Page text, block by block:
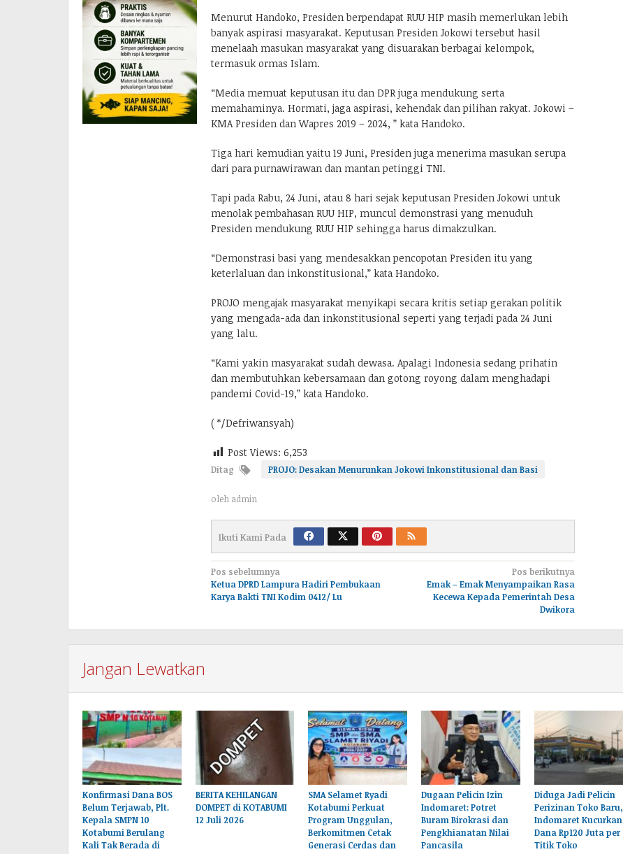
Menurut Handoko, Presiden berpendapat RUU HIP masih memerlukan lebih
banyak aspirasi masyarakat. Keputusan Presiden Jokowi tersebut hasil
menelaah masukan masyarakat yang disuarakan berbagai kelompok,
termasuk ormas Islam.
“Media memuat keputusan itu dan DPR juga mendukung serta
memahaminya. Hormati, jaga aspirasi, kehendak dan pilihan rakyat. Jokowi –
KMA Presiden dan Wapres 2019 – 2024, ” kata Handoko.
Tiga hari kemudian yaitu 19 Juni, Presiden juga menerima masukan serupa
dari para purnawirawan dan mantan petinggi TNI.
Tapi pada Rabu, 24 Juni, atau 8 hari sejak keputusan Presiden Jokowi untuk
menolak pembahasan RUU HIP, muncul demonstrasi yang menuduh
Presiden mendukung RUU HIP sehingga harus dimakzulkan.
“Demonstrasi basi yang mendesakkan pencopotan Presiden itu yang
keterlaluan dan inkonstitusional,” kata Handoko.
PROJO mengajak masyarakat menyikapi secara kritis setiap gerakan politik
yang mengada-ada dan inkonstitusional seperti yang terjadi pada 24 Juni
yang lalu.
“Kami yakin masyarakat sudah dewasa. Apalagi Indonesia sedang prihatin
dan membutuhkan kebersamaan dan gotong royong dalam menghadapi
pandemi Covid-19,” kata Handoko.
( */Defriwansyah)
Post Views: 6,253
Ditag PROJO: Desakan Menurunkan Jokowi Inkonstitusional dan Basi
oleh admin
Ikuti Kami Pada
Navigasi
pos
Pos sebelumnya
Ketua DPRD Lampura Hadiri Pembukaan
Karya Bakti TNI Kodim 0412/ Lu
Pos berikutnya
Emak – Emak Menyampaikan Rasa
Kecewa Kepada Pemerintah Desa
Dwikora
Jangan Lewatkan
Konfirmasi Dana BOS
Belum Terjawab, Plt.
Kepala SMPN 10
Kotabumi Berulang
Kali Tak Berada di
BERITA KEHILANGAN
DOMPET di KOTABUMI
12 Juli 2026
SMA Selamet Ryadi
Kotabumi Perkuat
Program Unggulan,
Berkomitmen Cetak
Generasi Cerdas dan
Dugaan Pelicin Izin
Indomaret: Potret
Buram Birokrasi dan
Pengkhianatan Nilai
Pancasila
‎Diduga Jadi Pelicin
Perizinan Toko Baru,
Indomaret Kucurkan
Dana Rp120 Juta per
Titik Toko